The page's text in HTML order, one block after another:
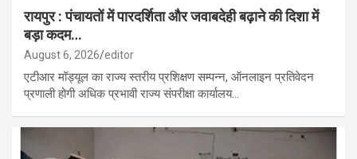
रायपुर : पंचायतों में पारदर्शिता और जवाबदेही बढ़ाने की दिशा में
बड़ा कदम…
August 6, 2026 editor
एटीआर मॉड्यूल का राज्य स्तरीय प्रशिक्षण सम्पन्न, ऑनलाइन प्रतिवेदन
प्रणाली होगी अधिक प्रभावी राज्य संपरीक्षा कार्यालय…